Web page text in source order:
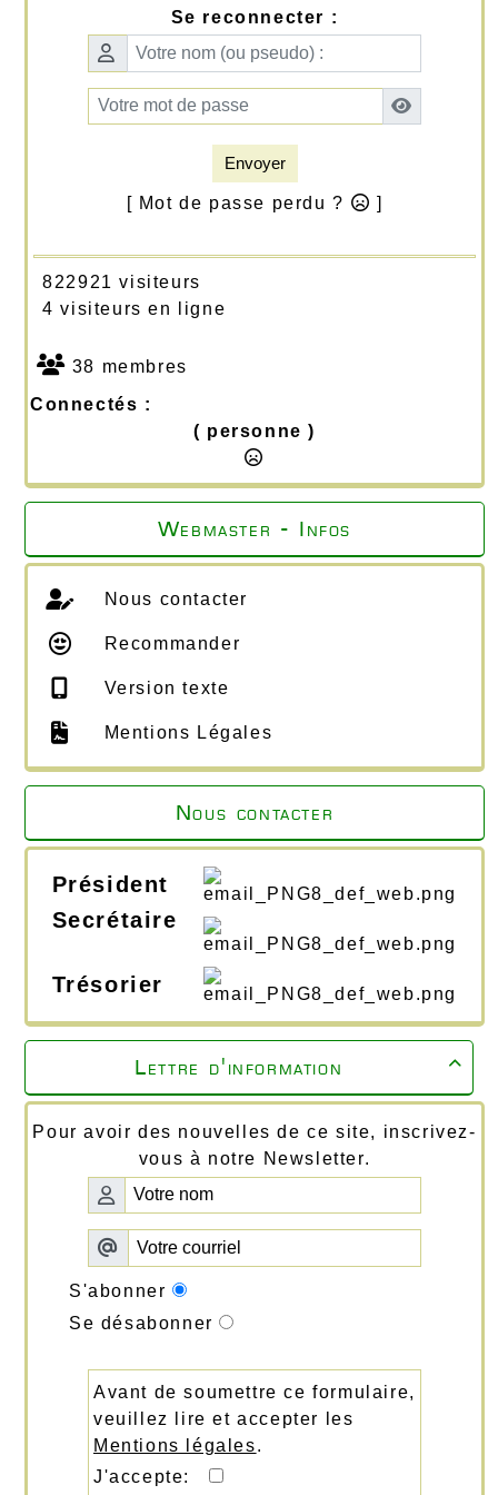
Se reconnecter :
Envoyer
[ Mot de passe perdu ? ]
822921 visiteurs
4 visiteurs en ligne
38 membres
Connectés :
( personne )
Webmaster - Infos
Nous contacter
Recommander
Version texte
Mentions Légales
Nous contacter
Président
Secrétaire
Trésorier

Lettre d'information
Pour avoir des nouvelles de ce site, inscrivez-
vous à notre Newsletter.
S'abonner
Se désabonner
Avant de soumettre ce formulaire,
veuillez lire et accepter les
Mentions légales.
J'accepte: